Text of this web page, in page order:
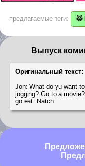
предлагаемые теги: 🐱
Выпуск
Оригинальный текст:
Jon: What do yu want
jogging? Go to a
go eat. Natch.